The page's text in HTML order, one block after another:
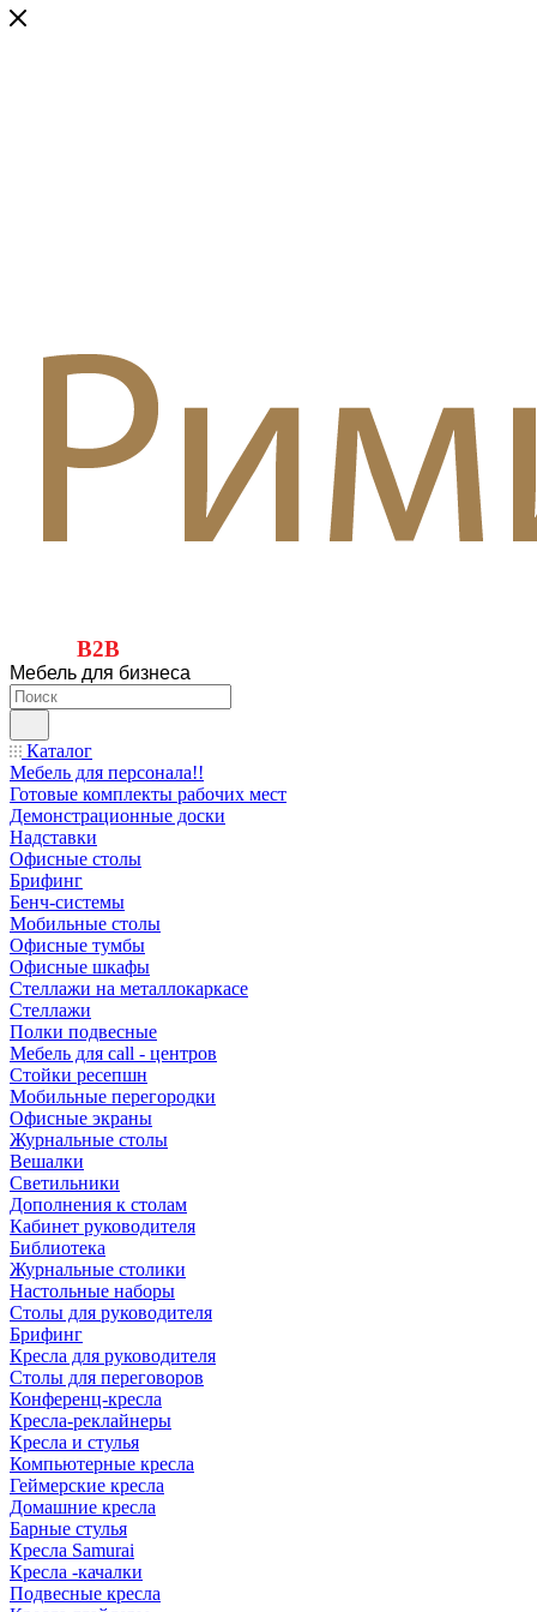
B2B
Мебель для бизнеса
Каталог
Мебель для персонала!!
Готовые комплекты рабочих мест
Демонстрационные доски
Надставки
Офисные столы
Брифинг
Бенч-системы
Мобильные столы
Офисные тумбы
Офисные шкафы
Стеллажи на металлокаркасе
Стеллажи
Полки подвесные
Мебель для call - центров
Стойки ресепшн
Мобильные перегородки
Офисные экраны
Журнальные столы
Вешалки
Светильники
Дополнения к столам
Кабинет руководителя
Библиотека
Журнальные столики
Настольные наборы
Столы для руководителя
Брифинг
Кресла для руководителя
Столы для переговоров
Конференц-кресла
Кресла-реклайнеры
Кресла и стулья
Компьютерные кресла
Геймерские кресла
Домашние кресла
Барные стулья
Кресла Samurai
Кресла -качалки
Подвесные кресла